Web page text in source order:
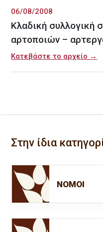
06/08/2008
Κλαδική συλλογική
αρτοποιών –
Κατεβάστε το αρχείο →
Στην ίδια
ΝΟΜΟΙ